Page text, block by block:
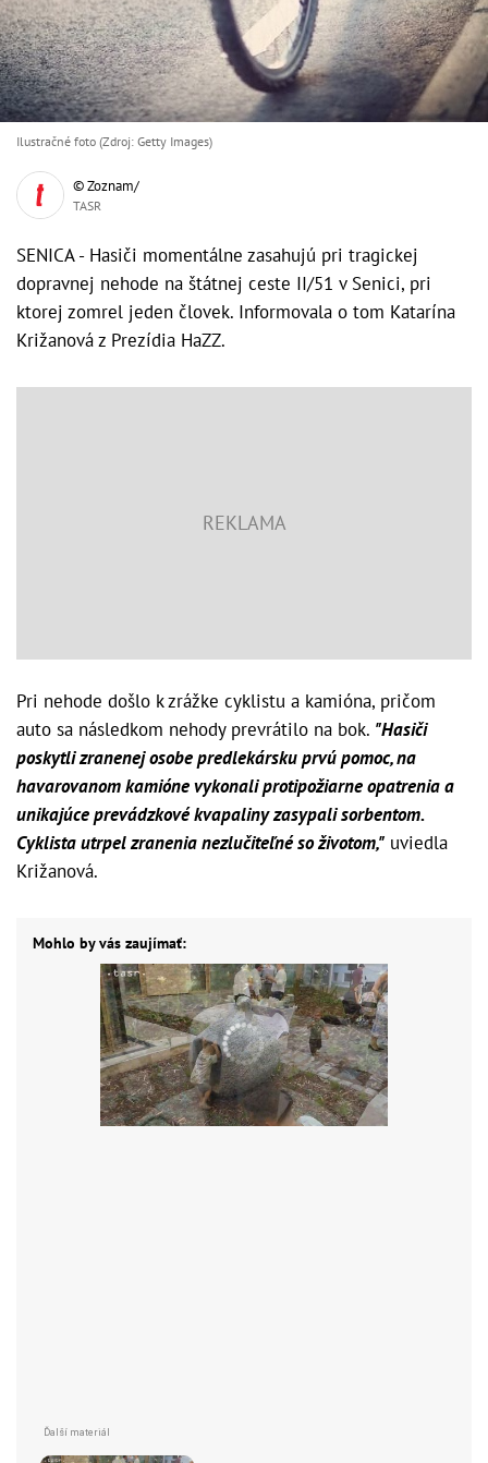
Ilustračné foto (Zdroj: Getty Images)
© Zoznam/
TASR
SENICA - Hasiči momentálne zasahujú pri tragickej
dopravnej nehode na štátnej ceste II/51 v Senici, pri
ktorej zomrel jeden človek. Informovala o tom Katarína
Križanová z Prezídia HaZZ.
Pri nehode došlo k zrážke cyklistu a kamióna, pričom
auto sa následkom nehody prevrátilo na bok. "Hasiči
poskytli zranenej osobe predlekársku prvú pomoc, na
havarovanom kamióne vykonali protipožiarne opatrenia a
unikajúce prevádzkové kvapaliny zasypali sorbentom.
Cyklista utrpel zranenia nezlučiteľné so životom," uviedla
Križanová.
Mohlo by vás zaujímať: